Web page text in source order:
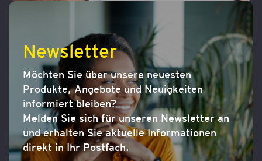
Newsletter
Möchten Sie über unsere neuesten
Produkte, Angebote und Neuigkeiten
informiert bleiben?
Melden Sie sich für unseren Newsletter an
und erhalten Sie aktuelle Informationen
direkt in Ihr Postfach.